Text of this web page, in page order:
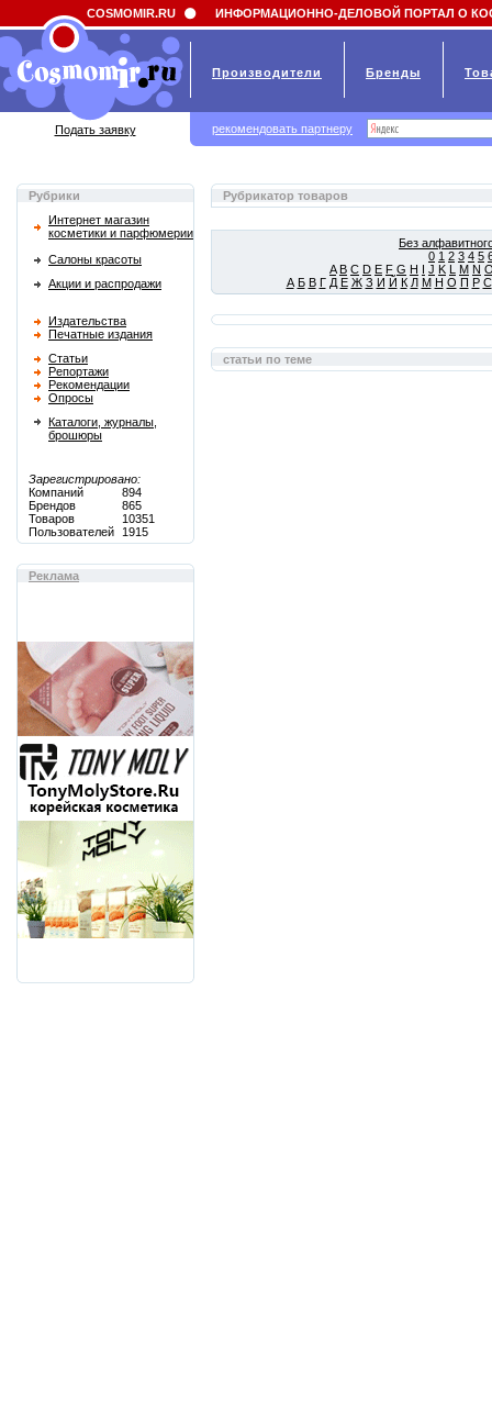
Field 'news_title' doesn't have a default value
Рубрики
Интернет магазин
косметики и парфюмерии
Салоны красоты
Акции и распродажи
Издательства
Печатные издания
Статьи
Репортажи
Рекомендации
Опросы
Каталоги, журналы,
брошюры
Зарегистрировано:
Компаний
894
Брендов
865
Товаров
10351
Пользователей
1915
Реклама
Рубрикатор товаров
Без
0 1 2 3 4 5
A B C D E F G H I J K L M N
А Б В Г Д Е Ж З И Й К Л М Н О П Р С
статьи по теме
COSMOMIR.RU ИНФОРМАЦИОННО-ДЕЛОВОЙ ПОРТАЛ О
Производители Бренды
Подать заявку рекомендовать партнеру